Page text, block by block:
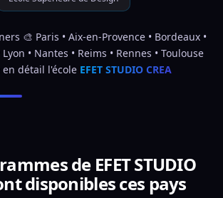
🎨 Paris • Aix-en-Provence • Bordeaux •
• Nantes • Reims • Rennes • Toulouse
en détail l'école EFET STUDIO CREA
de EFET STUDIO
disponibles ces pays